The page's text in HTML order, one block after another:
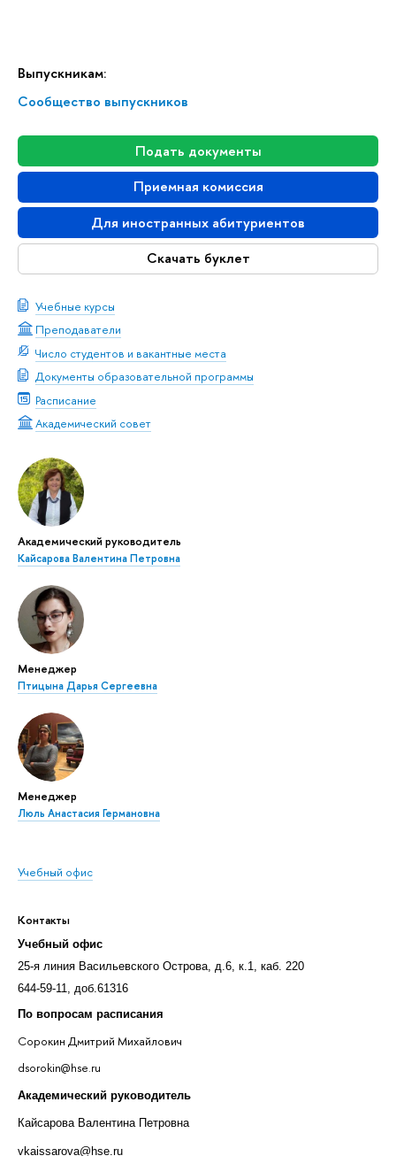
Выпускникам:
Сообщество выпускников
Подать документы
Приемная комиссия
Для иностранных абитуриентов
Скачать буклет
Учебные курсы
Преподаватели
Число студентов и вакантные места
Документы образовательной программы
Расписание
Академический совет
Академический руководитель
Кайсарова Валентина Петровна
Менеджер
Птицына Дарья Сергеевна
Менеджер
Люль Анастасия Германовна
Учебный офис
Контакты
Учебный офис
25-я линия Васильевского Острова, д.6, к.1, каб. 220
644-59-11, доб.61316
По вопросам расписания
Сорокин Дмитрий Михайлович
dsorokin@hse.ru
Академический руководитель
Кайсарова Валентина Петровна
vkaissarova@hse.ru